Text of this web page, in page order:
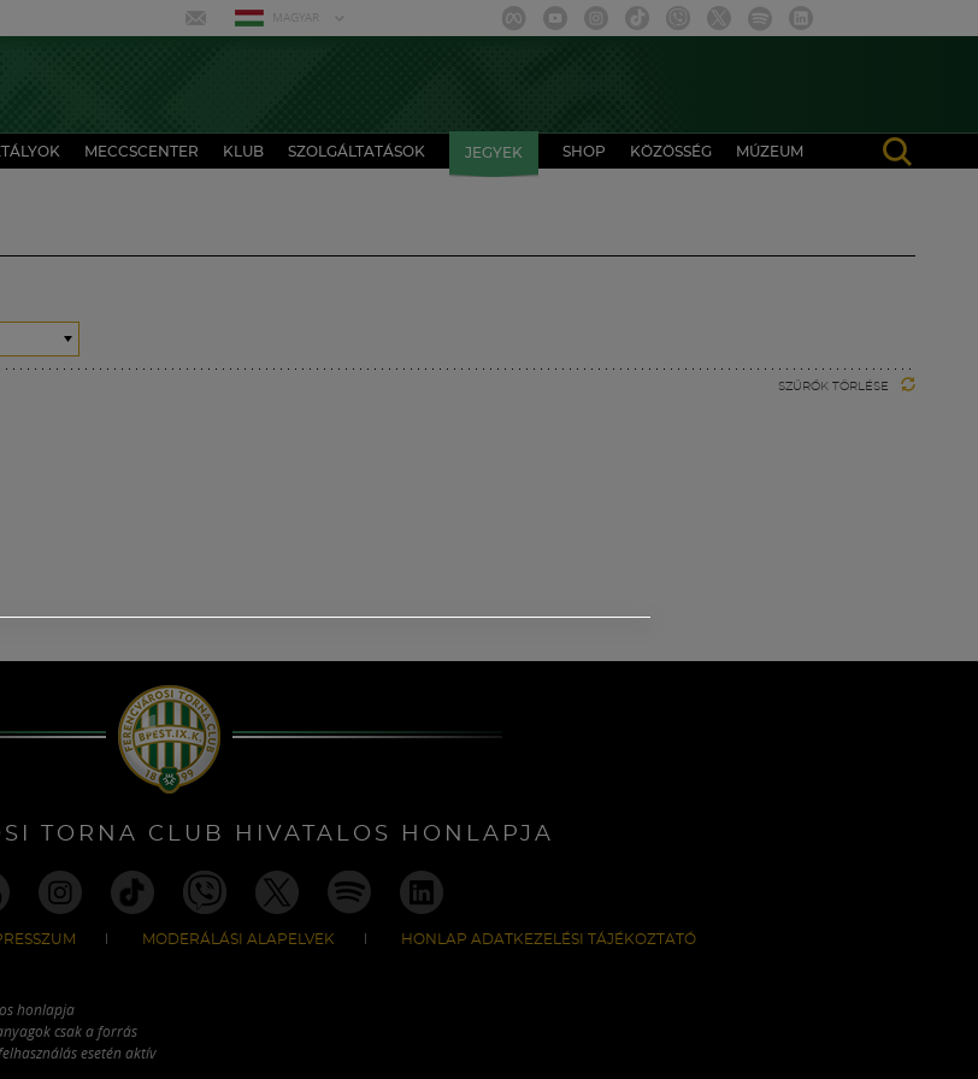
MAGYAR
MECCSCENTER KLUB SZOLGÁLTATÁSOK JEGYEK SHOP KÖZÖSSÉG MÚZEUM
SZŰRŐK TÖRLÉSE
TORNA CLUB HIVATALOS HONLAPJA
MODERÁLÁSI ALAPELVEK HONLAP ADATKEZELÉSI TÁJÉKOZTATÓ
honlapja
csak a forrás
esetén aktív